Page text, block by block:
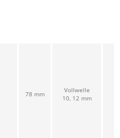
78 mm
Vollwelle
10, 12 mm